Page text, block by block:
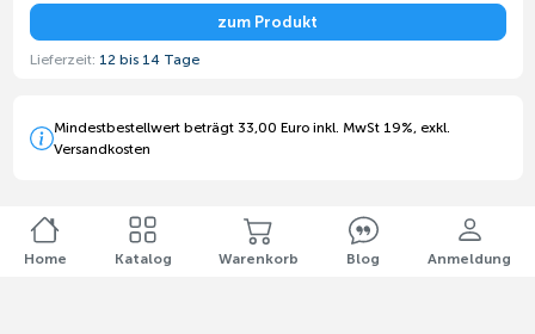
zum Produkt
Lieferzeit: 12 bis 14 Tage
Mindestbestellwert beträgt 33,00 Euro inkl. MwSt 19%, exkl.
Versandkosten
Home Katalog Warenkorb Blog Anmeldung